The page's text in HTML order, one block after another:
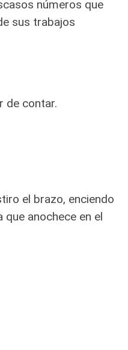
números que
sus trabajos
de contar.
el brazo, enciendo
anochece en el